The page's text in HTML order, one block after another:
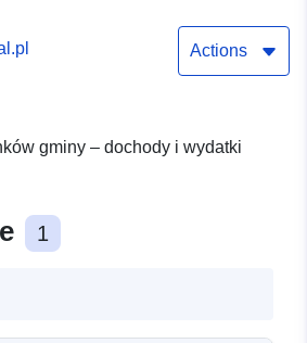
Actions
gminy – dochody i wydatki
1